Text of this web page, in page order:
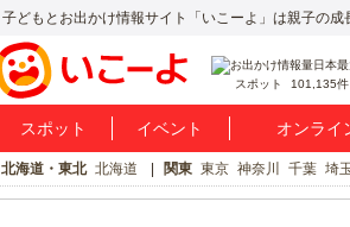
子どもとお出かけ情報サイト「いこーよ」は親子の成
スポット 101,135件
スポット イベント オンライ
北海道・東北 北海道 関東 東京 神奈川 千葉 埼